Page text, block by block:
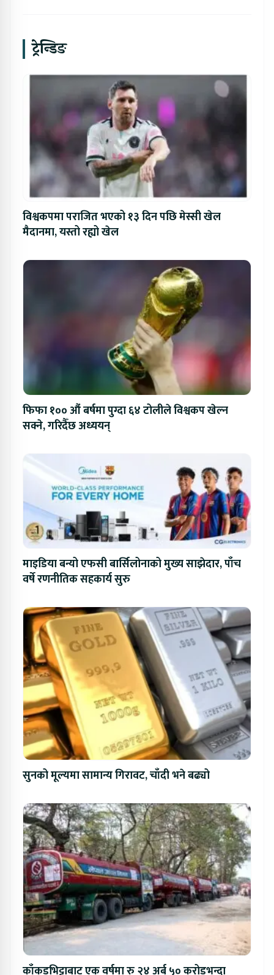
ट्रेन्डिङ
विश्वकपमा पराजित भएको १३ दिन पछि मेस्सी खेल
मैदानमा, यस्तो रह्यो खेल
फिफा १०० औं बर्षमा पुग्दा ६४ टोलीले विश्वकप खेल्न
सक्ने, गरिदैँछ अध्ययन्
माइडिया बन्यो एफसी बार्सिलोनाको मुख्य साझेदार, पाँच
वर्षे रणनीतिक सहकार्य सुरु
सुनको मूल्यमा सामान्य गिरावट, चाँदी भने बढ्यो